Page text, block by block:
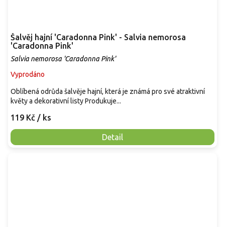
Šalvěj hajní 'Caradonna Pink' - Salvia nemorosa
'Caradonna Pink'
Salvia nemorosa 'Caradonna Pink'
Vyprodáno
119 Kč / ks
Detail
Oblíbená odrůda šalvěje hajní, která je známá pro své atraktivní
květy a dekorativní listy Produkuje...